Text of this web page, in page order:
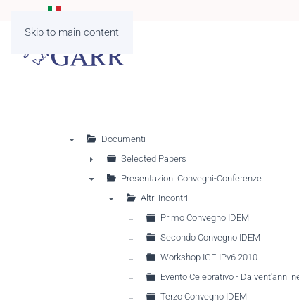
Skip to main content
Documenti
►
Selected Papers
Presentazioni Convegni-Conferenze
Altri incontri
Primo Convegno IDEM
Secondo Convegno IDEM
Workshop IGF-IPv6 2010
Evento Celebrativo - Da vent'anni
Terzo Convegno IDEM